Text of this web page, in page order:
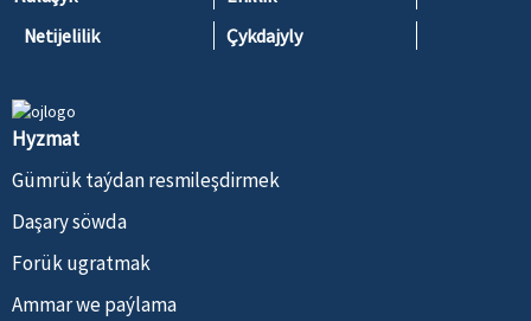
Netijelilik
Çykdajyly
Hyzmat
Gümrük taýdan resmileşdirmek
Daşary söwda
Forük ugratmak
Ammar we paýlama